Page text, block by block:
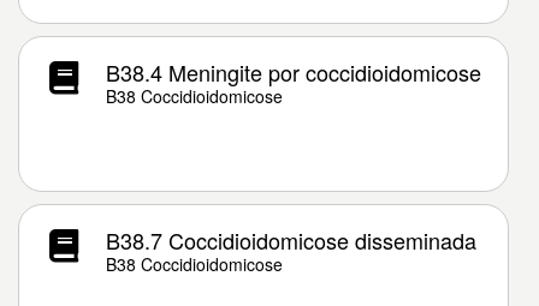
B38.4 Meningite por coccidioidomicose
B38 Coccidioidomicose
B38.7 Coccidioidomicose disseminada
B38 Coccidioidomicose